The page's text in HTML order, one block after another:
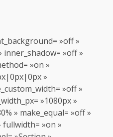
»off »
inner_shadow= »off »
»on »
»
»off »
»1080px »
» make_equal= »off »
fullwidth= »on »